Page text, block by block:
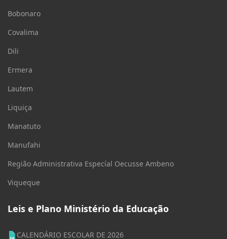
Bobonaro
Covalima
Dili
Ermera
Lautem
Liquiça
Manatuto
Manufahi
Região Administrativa Especíal Oecusse Ambeno
Viqueque
Leis e Plano Ministério da Educação
CALENDÁRIO ESCOLAR DE 2026